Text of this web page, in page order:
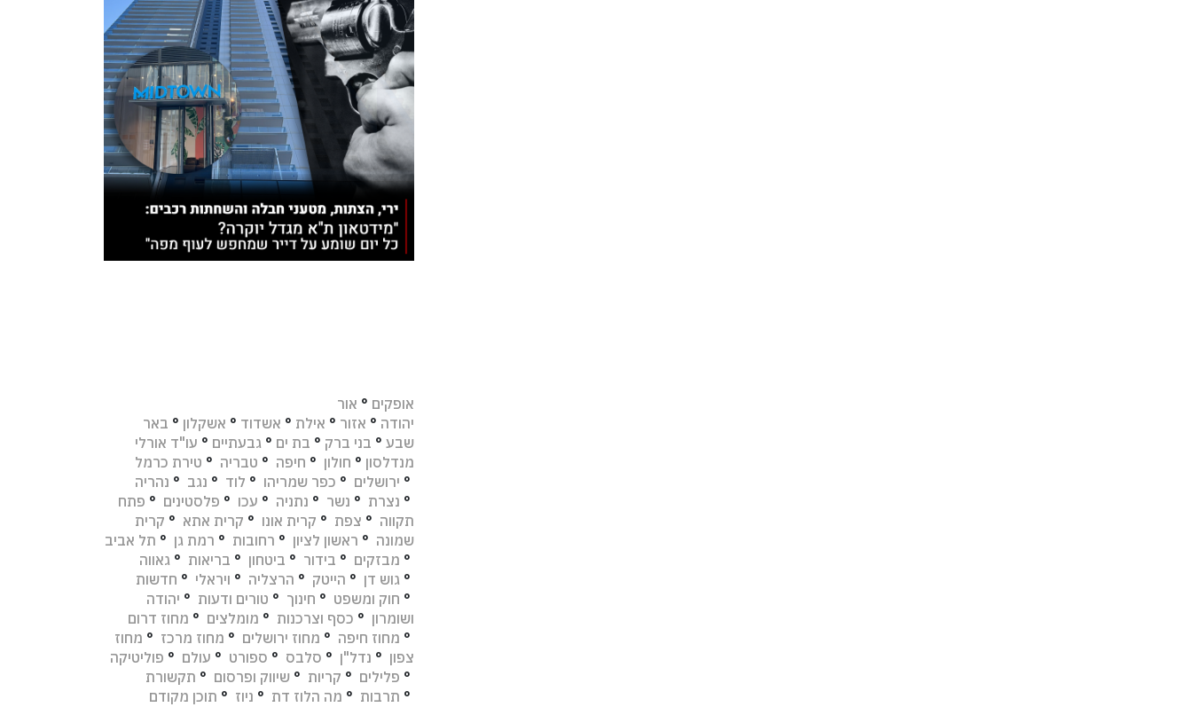
אופקים ° אור
יהודה ° אזור ° אילת ° אשדוד ° אשקלון ° באר
שבע ° בני ברק ° בת ים ° גבעתיים ° עו"ד אורלי
מנדלסון ° חולון ° חיפה ° טבריה ° טירת כרמל
° ירושלים ° כפר שמריהו ° לוד ° נגב ° נהריה
° נצרת ° נשר ° נתניה ° עכו ° פלסטינים ° פתח
תקווה ° צפת ° קרית אונו ° קרית אתא ° קרית
שמונה ° ראשון לציון ° רחובות ° רמת גן ° תל אביב
° מבזקים ° בידור ° ביטחון ° בריאות ° גאווה
° גוש דן ° הייטק ° הרצליה ° ויראלי ° חדשות
° חוק ומשפט ° חינוך ° טורים ודעות ° יהודה
ושומרון ° כסף וצרכנות ° מומלצים ° מחוז דרום
° מחוז חיפה ° מחוז ירושלים ° מחוז מרכז ° מחוז
צפון ° נדל"ן ° סלבס ° ספורט ° עולם ° פוליטיקה
° פלילים ° קריות ° שיווק ופרסום ° תקשורת
° תרבות ° מה הלוז דת ° ניוז ° תוכן מקודם